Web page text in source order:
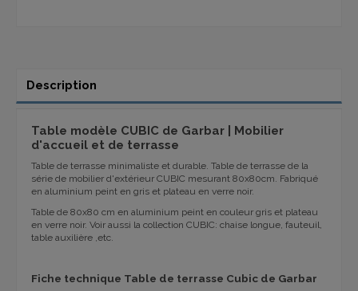
Description
Table modèle CUBIC de Garbar | Mobilier
d'accueil et de terrasse
Table de terrasse minimaliste et durable. Table de terrasse de la
série de mobilier d'extérieur CUBIC mesurant 80x80cm. Fabriqué
en aluminium peint en gris et plateau en verre noir.
Table de 80x80 cm en aluminium peint en couleur gris et plateau
en verre noir. Voir aussi la collection CUBIC: chaise longue, fauteuil,
table auxilière ,etc.
Fiche technique Table de terrasse Cubic de Garbar